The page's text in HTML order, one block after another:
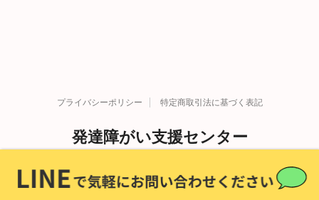
プライバシーポリシー 特定商取引法に基づく表記
発達障がい支援センター
Reserved Powered bySTINGER.